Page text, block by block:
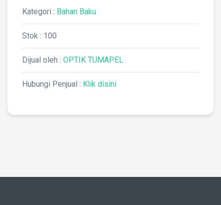
Kategori : Bahan Baku
Stok : 100
Dijual oleh : OPTIK TUMAPEL
Hubungi Penjual : Klik disini